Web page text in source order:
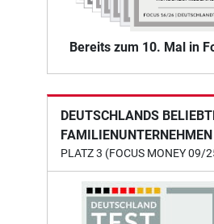
Bereits zum 10. Mal in
DEUTSCHLANDS
FAMILIENUNTERNEHMEN
PLATZ 3 (FOCUS MONEY 09/